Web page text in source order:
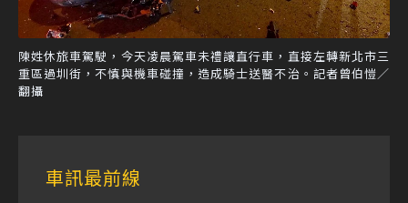
陳姓休旅車駕駛，今天凌晨駕車未禮讓直行車，直接左轉新北市三
重區過圳街，不慎與機車碰撞，造成騎士送醫不治。記者曾伯愷／
翻攝
車訊最前線